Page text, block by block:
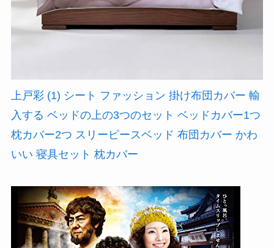
上戸彩 (1) シート ファッション 掛け布団カバー 輸
入する ベッドの上の3つのセット ベッドカバー1つ
枕カバー2つ スリーピースベッド 布団カバー かわ
いい 寝具セット 枕カバー